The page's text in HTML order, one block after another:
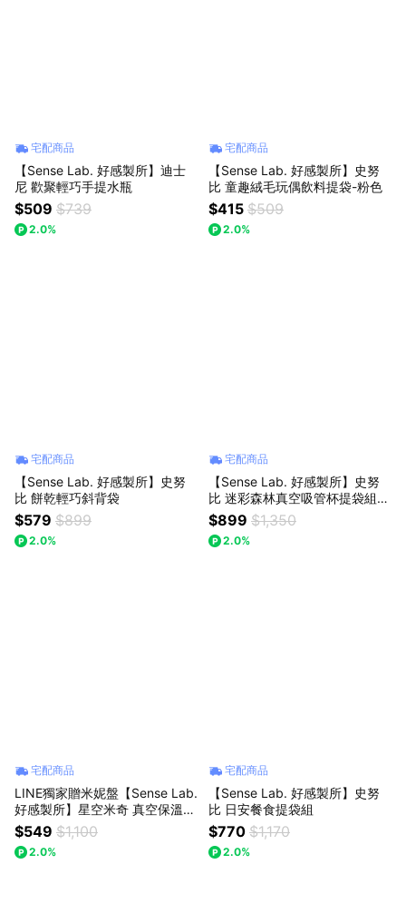
宅配商品
【Sense Lab. 好感製所】迪士
尼 歡聚輕巧手提水瓶
$509 $739
2.0%
宅配商品
【Sense Lab. 好感製所】史努
比 童趣絨毛玩偶飲料提袋-粉色
$415 $509
2.0%
宅配商品
【Sense Lab. 好感製所】史努
比 餅乾輕巧斜背袋
$579 $899
2.0%
宅配商品
【Sense Lab. 好感製所】史努
比 迷彩森林真空吸管杯提袋組｜
生日快樂
$899 $1,350
2.0%
宅配商品
LINE獨家贈米妮盤【Sense Lab.
好感製所】星空米奇 真空保溫吸
管隨行杯
$549 $1,100
2.0%
宅配商品
【Sense Lab. 好感製所】史努
比 日安餐食提袋組
$770 $1,170
2.0%